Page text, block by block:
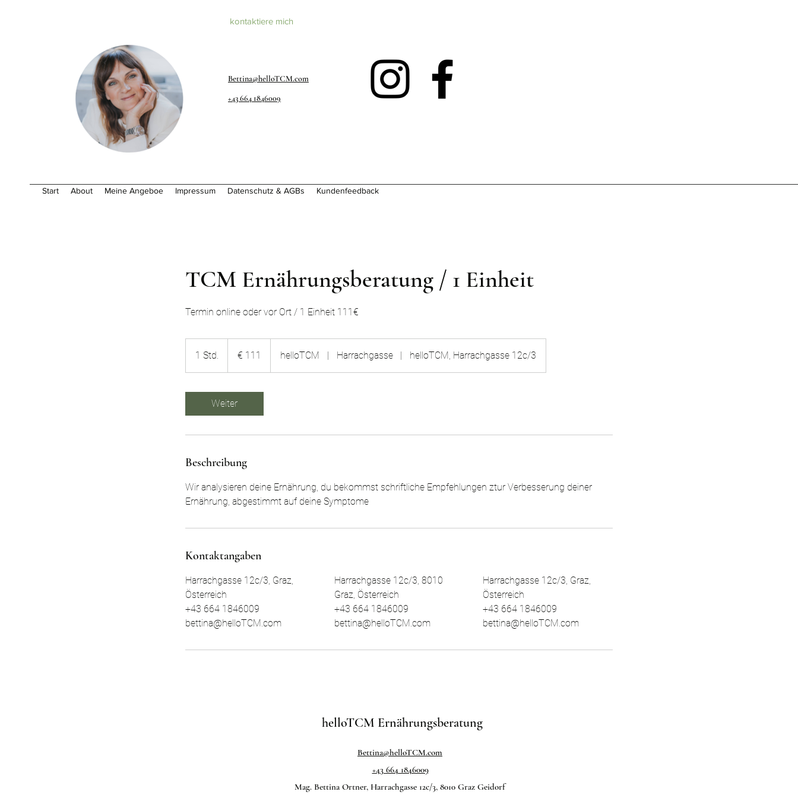
Bettina@helloTCM.com
+43 664 1846009
kontaktiere mich
Start About Meine Angeboe Impressum Datenschutz & AGBs Kundenfeedback
TCM Ernährungsberatung / 1 Einheit
Termin online oder vor Ort / 1 Einheit 111€
1 Std.
S
d
€ 111 helloTCM | Harrachgasse | helloTCM, Harrachgasse 12c/3
Weiter
Beschreibung
Wir analysieren deine Ernährung, du bekommst schriftliche Empfehlungen ztur Verbesserung deiner
Ernährung, abgestimmt auf deine Symptome
Kontaktangaben
Harrachgasse 12c/3, Graz,
Österreich
+43 664 1846009
bettina@helloTCM.com
Harrachgasse 12c/3, 8010
Graz, Österreich
+43 664 1846009
bettina@helloTCM.com
Harrachgasse 12c/3, Graz,
Österreich
+43 664 1846009
bettina@helloTCM.com
helloTCM Ernährungsberatung
Bettina@helloTCM.com
+43 664 1846009
Mag. Bettina Ortner, Harrachgasse 12c/3, 8010 Graz Geidorf